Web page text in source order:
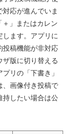
応が進んでいま
」またはカレン
します。アプリに
投稿機能が非対応
版に切り替える
リの「下書き」
、画像付き投稿で
持したい場合は公